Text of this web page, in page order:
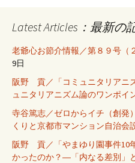
Latest Articles：最新の
老爺心お節介情報／第８９号（
9日
阪野 貢／「コミュニタリアニ
ュニタリアニズム論のワンポ
寺谷篤志／ゼロからイチ（創
くりと京都市マンション自治
阪野 貢／「やまゆり園事件10
かったのか？―「内なる差別」